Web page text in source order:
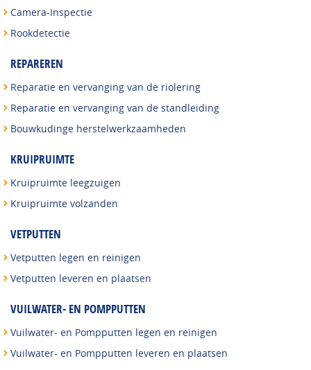
Camera-Inspectie
Rookdetectie
REPAREREN
Reparatie en vervanging van de riolering
Reparatie en vervanging van de standleiding
Bouwkudinge herstelwerkzaamheden
KRUIPRUIMTE
Kruipruimte leegzuigen
Kruipruimte volzanden
VETPUTTEN
Vetputten legen en reinigen
Vetputten leveren en plaatsen
VUILWATER- EN POMPPUTTEN
Vuilwater- en Pompputten legen en reinigen
Vuilwater- en Pompputten leveren en plaatsen